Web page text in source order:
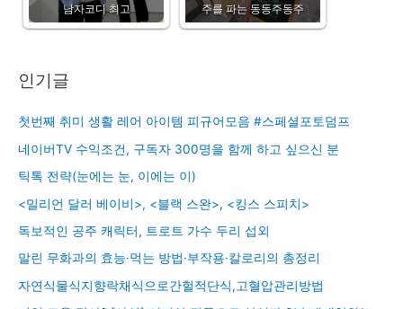
남자코디 최고
주를 파는 동동주동주
인기글
첫번째 취미 생활 레어 아이템 피규어모음 #스페셜포토덤프
네이버TV 수익조건, 구독자 300명을 함께 하고 싶으신 분
틱톡 전략(눈에는 눈, 이에는 이)
<밀리언 달러 베이비>, <블랙 스완>, <킹스 스피치>
독보적인 공주 캐릭터, 트로트 가수 두리 섭외
말린 무화과의 효능·먹는 방법·부작용·칼로리의 총정리
자연식물식지향락채식으로간헐적단식,고혈압관리방법